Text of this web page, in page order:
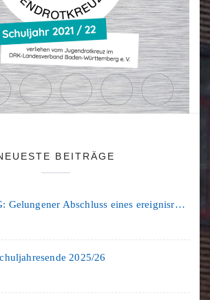
BEITRÄGE
Schulfest am HSG: Gelungener Abschluss eines ereignisreichen Schuljahres
2025/26